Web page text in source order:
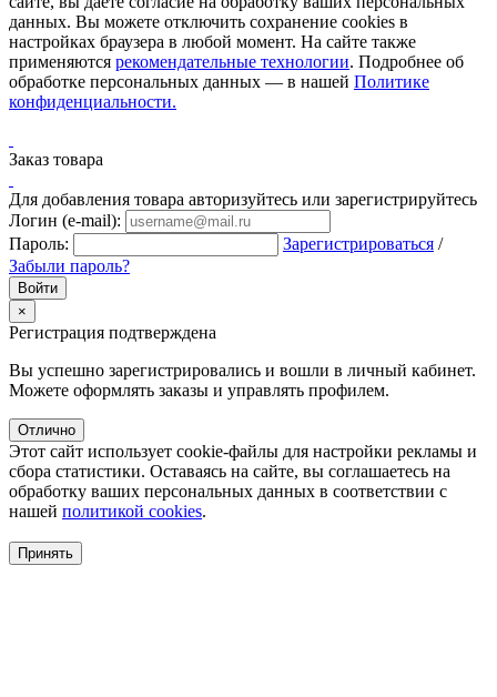
данных. Вы можете отключить сохранение cookies в
настройках браузера в любой момент. На сайте также
применяются рекомендательные технологии. Подробнее об
обработке персональных данных — в нашей Политике
конфиденциальности.
Заказ товара
Для добавления товара авторизуйтесь или зарегистрируйтесь
Логин (e-mail):
Пароль:
Зарегистрироваться /
Забыли пароль?
×
Регистрация подтверждена
Вы успешно зарегистрировались и вошли в личный кабинет.
Можете оформлять заказы и управлять профилем.
Отлично
Этот сайт использует cookie-файлы для настройки рекламы и
сбора статистики. Оставаясь на сайте, вы соглашаетесь на
обработку ваших персональных данных в соответствии с
нашей политикой cookies.
Принять